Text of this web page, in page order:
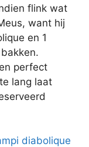
flink wat
want hij
en 1
perfect
lang laat
diabolique